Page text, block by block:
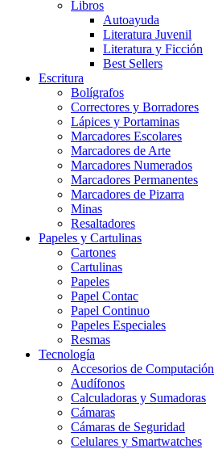
Libros
Autoayuda
Literatura Juvenil
Literatura y Ficción
Best Sellers
Escritura
Bolígrafos
Correctores y Borradores
Lápices y Portaminas
Marcadores Escolares
Marcadores de Arte
Marcadores Numerados
Marcadores Permanentes
Marcadores de Pizarra
Minas
Resaltadores
Papeles y Cartulinas
Cartones
Cartulinas
Papeles
Papel Contac
Papel Continuo
Papeles Especiales
Resmas
Tecnología
Accesorios de Computación
Audífonos
Calculadoras y Sumadoras
Cámaras
Cámaras de Seguridad
Celulares y Smartwatches